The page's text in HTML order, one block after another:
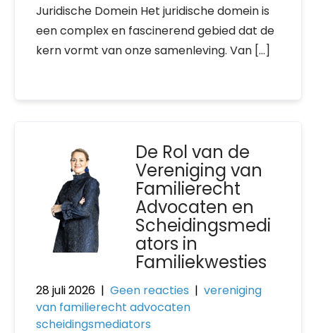
Juridische Domein Het juridische domein is
een complex en fascinerend gebied dat de
kern vormt van onze samenleving. Van […]
De Rol van de
Vereniging van
Familierecht
Advocaten en
Scheidingsmedi
ators in
Familiekwesties
28 juli 2026 | Geen reacties | vereniging
van familierecht advocaten
scheidingsmediators